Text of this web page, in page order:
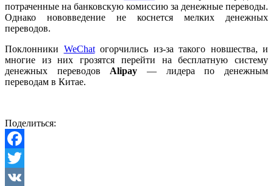
потраченные на банковскую комиссию за денежные переводы.
Однако нововведение не коснется мелких денежных
переводов.
Поклонники WeChatогорчились из-за такого новшества, и
многие из них грозятся перейти на бесплатную систему
денежных переводов Alipay — лидера по денежным
переводам в Китае.
Поделиться:
Facebook
Twitter